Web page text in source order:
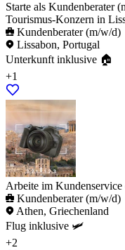
Starte als Kundenberater
Tourismus-Konzern in
Kundenberater (m/w/d)
Lissabon, Portugal
Unterkunft inklusive 🏠
+1
Arbeite im
Kundenberater (m/w/d)
Athen, Griechenland
Flug inklusive 🛩️
+2